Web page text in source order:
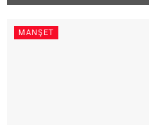
MANŞET